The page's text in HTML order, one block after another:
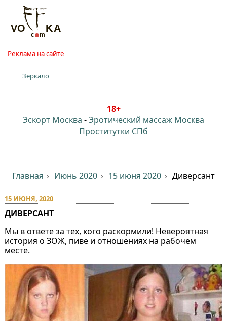
Реклама на сайте
Зеркало
18+
Эскорт Москва -Эротический массаж Москва
Проститутки СПб
Главная Июнь 2020 15 июня 2020 Диверсант
15 ИЮНЯ, 2020
ДИВЕРСАНТ
Мы в ответе за тех, кого раскормили! Невероятная
история о ЗОЖ, пиве и отношениях на рабочем
месте.